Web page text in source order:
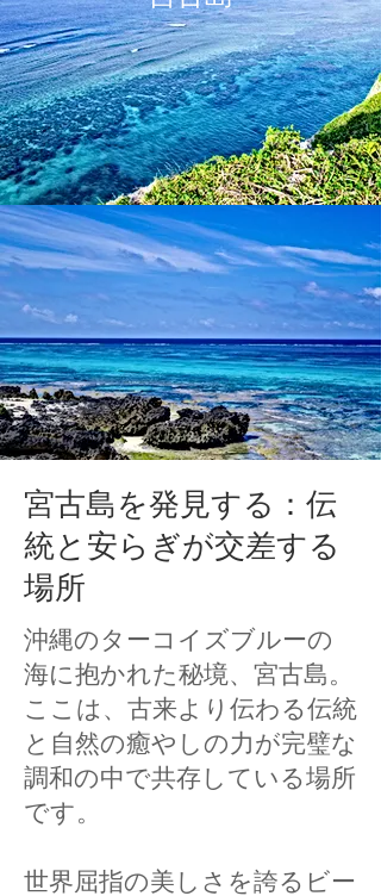
宮古島を発見する：伝
統と安らぎが交差する
場所
沖縄のターコイズブルーの
海に抱かれた秘境、宮古島。
ここは、古来より伝わる伝統
と自然の癒やしの力が完璧な
調和の中で共存している場所
です。
世界屈指の美しさを誇るビー